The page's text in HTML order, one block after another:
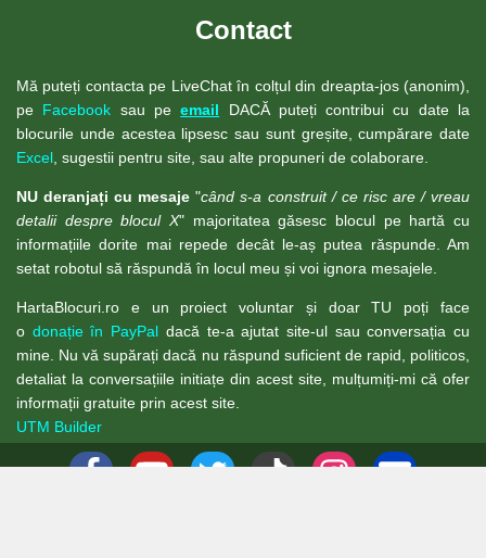
Contact
Mă puteți contacta pe LiveChat în colțul din dreapta-jos (anonim),
pe Facebook sau peemail DACĂ puteți contribui cu date la
blocurile unde acestea lipsesc sau sunt greșite, cumpărare date
Excel , sugestii pentru site, sau alte propuneri de colaborare.
NU deranjați cu mesaje"când s-a construit / ce risc are / vreau
detalii despre blocul X" majoritatea găsesc blocul pe hartă cu
informațiile dorite mai repede decât le-aș putea răspunde. Am
setat robotul să răspundă în locul meu și voi ignora mesajele.
HartaBlocuri.ro e un proiect voluntar și doar TU poți face
o donație în PayPal dacă te-a ajutat site-ul sau conversația cu
mine. Nu vă supărați dacă nu răspund suficient de rapid, politicos,
detaliat la conversațiile initiațe din acest site, mulțumiți-mi că ofer
informații gratuite prin acest site.
UTM Builder